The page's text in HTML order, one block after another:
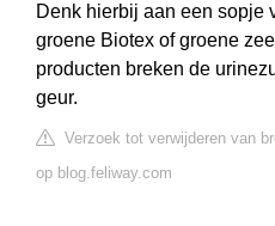
Denk hierbij aan een sopje
groene Biotex of groene
producten breken de
geur.
Verzoek tot verwijderen van
op blog.feliway.com